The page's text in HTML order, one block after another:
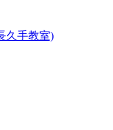
久手教室)